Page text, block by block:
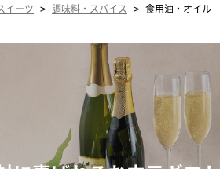
イーツ > 調味料・スパイス > 食用油・オイル